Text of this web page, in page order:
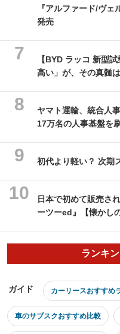
『アルファード/ヴ
発売
【BYD ラッコ 新型
高い」が、その真髄
ヤマト運輸、統合人
17万名の人事基盤を
初代より軽い？ 次期
日本で初めて販売さ
ーツーed』【懐かし
ランキ
ガイド カーリースおすすめ
車のサブスクおすすめ比較